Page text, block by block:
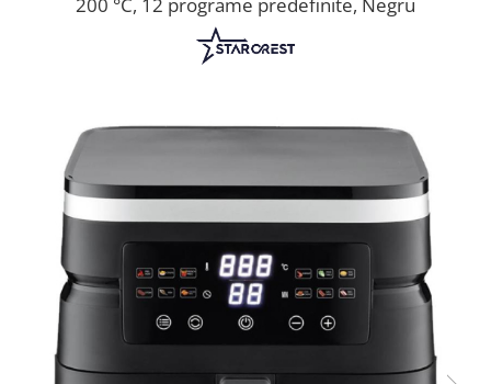
Aparat cuburi de gheata
Frigidere
Frigidere cu doua usi
Frigidere cu o usa
Lazi frigorifice
Minibaruri
Racitoare
Side by side
Cuptoare cu microunde
Cuptoare cu microunde